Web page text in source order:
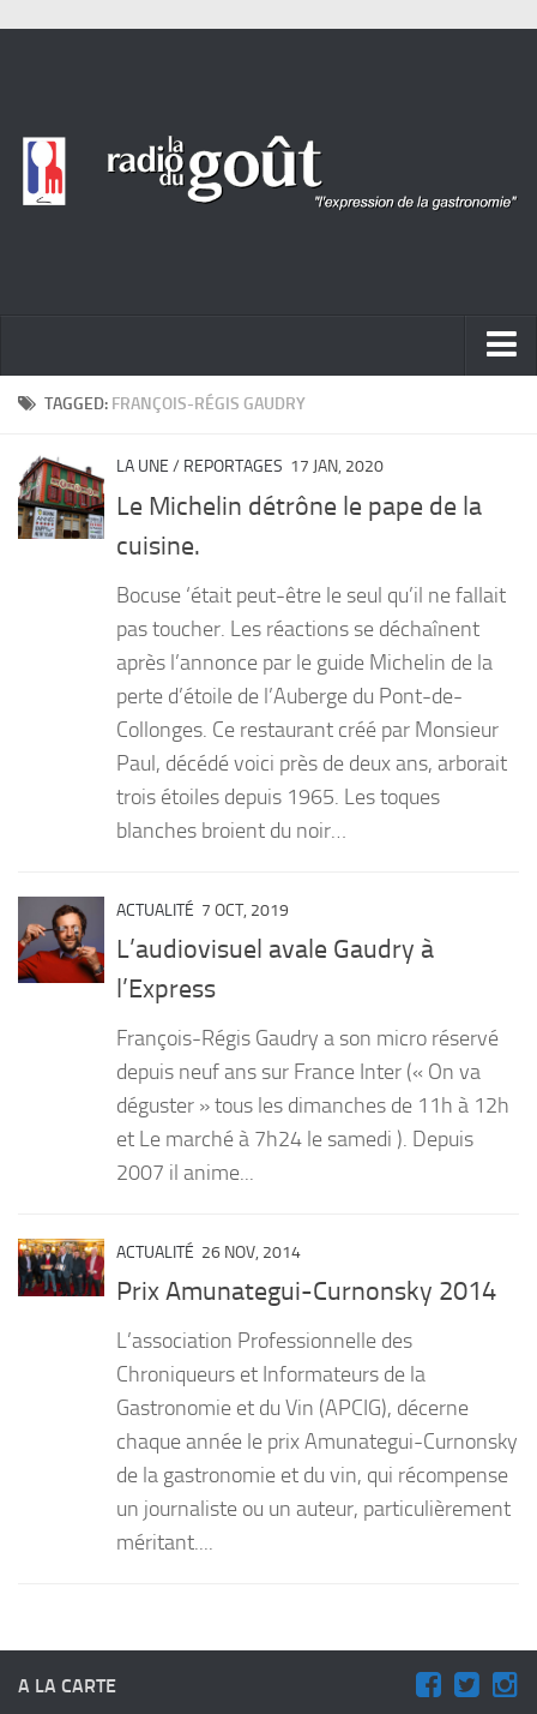
ACTUALITÉ
PORTRAITS
LIVRES
Entrées
Desserts
TAGGED: FRANÇOIS-RÉGIS GAUDRY
LA UNE / REPORTAGES 17 JAN, 2020
Le Michelin détrône le pape de la
cuisine.
Bocuse ‘était peut-être le seul qu’il ne fallait
pas toucher. Les réactions se déchaînent
après l’annonce par le guide Michelin de la
perte d’étoile de l’Auberge du Pont-de-
Collonges. Ce restaurant créé par Monsieur
Paul, décédé voici près de deux ans, arborait
trois étoiles depuis 1965. Les toques
blanches broient du noir…
ACTUALITÉ 7 OCT, 2019
L’audiovisuel avale Gaudry à
l’Express
François-Régis Gaudry a son micro réservé
depuis neuf ans sur France Inter (« On va
déguster » tous les dimanches de 11h à 12h
et Le marché à 7h24 le samedi ). Depuis
2007 il anime...
ACTUALITÉ 26 NOV, 2014
Prix Amunategui-Curnonsky 2014
L’association Professionnelle des
Chroniqueurs et Informateurs de la
Gastronomie et du Vin (APCIG), décerne
chaque année le prix Amunategui-Curnonsky
de la gastronomie et du vin, qui récompense
un journaliste ou un auteur, particulièrement
méritant....
A LA CARTE